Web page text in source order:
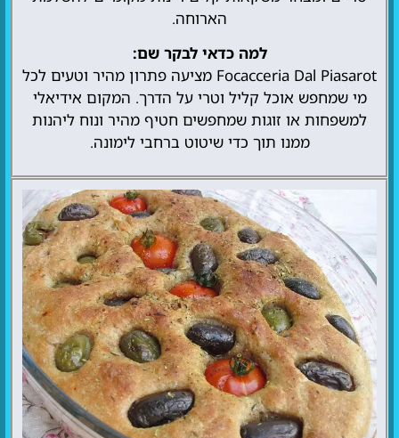
הארוחה.
למה כדאי לבקר שם:
Focacceria Dal Piasarot מציעה פתרון מהיר וטעים לכל
מי שמחפש אוכל קליל וטרי על הדרך. המקום אידיאלי
למשפחות או זוגות שמחפשים חטיף מהיר ונוח ליהנות
ממנו תוך כדי שיטוט ברחבי לימונה.